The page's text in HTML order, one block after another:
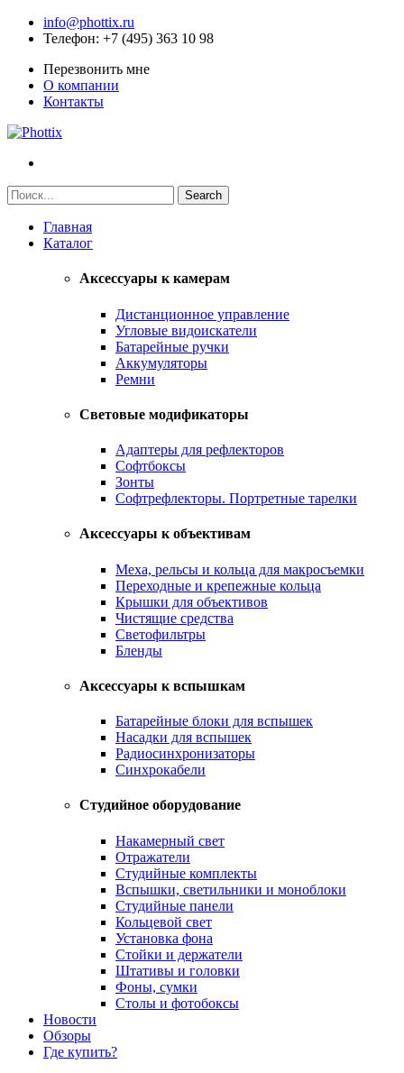
info@phottix.ru
Телефон: +7 (495) 363 10 98
Перезвонить мне
О компании
Контакты
Главная
Каталог
Аксессуары к камерам
Дистанционное управление
Угловые видоискатели
Батарейные ручки
Аккумуляторы
Ремни
Световые модификаторы
Адаптеры для рефлекторов
Софтбоксы
Зонты
Софтрефлекторы. Портретные тарелки
Аксессуары к объективам
Меха, рельсы и кольца для макросъемки
Переходные и крепежные кольца
Крышки для объективов
Чистящие средства
Светофильтры
Бленды
Аксессуары к вспышкам
Батарейные блоки для вспышек
Насадки для вспышек
Радиосинхронизаторы
Синхрокабели
Студийное оборудование
Накамерный свет
Отражатели
Студийные комплекты
Вспышки, светильники и моноблоки
Студийные панели
Кольцевой свет
Установка фона
Стойки и держатели
Штативы и головки
Фоны, сумки
Столы и фотобоксы
Новости
Обзоры
Где купить?